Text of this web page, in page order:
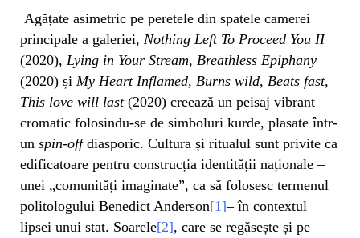
Agățate asimetric pe peretele din spatele camerei
principale a galeriei, Nothing Left To Proceed You II
(2020), Lying in Your Stream, Breathless Epiphany
(2020) și My Heart Inflamed, Burns wild, Beats fast,
This love will last (2020) creează un peisaj vibrant
cromatic folosindu-se de simboluri kurde, plasate într-
un spin-offdiasporic. Cultura și ritualul sunt privite ca
edificatoare pentru construcția identității naționale –
unei „comunități imaginate”, ca să folosesc termenul
politologului Benedict Anderson[1]– în contextul
lipsei unui stat. Soarele[2], care se regăsește și pe